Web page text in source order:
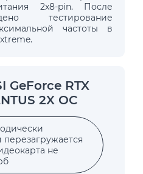
2x8-pin. После
тестирование
частоты в
GeForce RTX
2X OC
не